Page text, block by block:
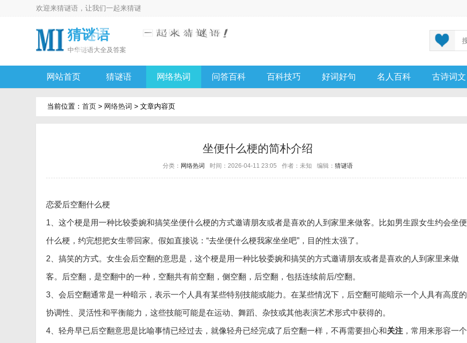
欢迎来猜谜语 ，让我们一起来猜谜
猜谜语
中华谜语大全及答案
网站首页 猜谜语 网络热词 问答百科 百科技巧 好词好句 名人百科 古诗词文
当前位置： 首页 > 网络热词 > 文章内容页
坐便什么梗的简朴介绍
分类： 网络热词 时间：2026-04-11 23:05 作者：未知 编辑： 猜谜语
恋爱后空翻什么梗
1、这个梗是用一种比较委婉和搞笑坐便什么梗的方式邀请朋友或者是喜欢的人到家里来做客。比如男生跟女生约会坐便
什么梗，约完想把女生带回家。假如直接说：“去坐便什么梗我家坐坐吧”，目的性太强了。
2、搞笑的方式。女生会后空翻的意思是，这个梗是用一种比较委婉和搞笑的方式邀请朋友或者是喜欢的人到家里来做
客。后空翻，是空翻中的一种，空翻共有前空翻，侧空翻，后空翻，包括连续前后/空翻。
3、会后空翻通常是一种暗示，表示一个人具有某些特别技能或能力。在某些情况下，后空翻可能暗示一个人具有高度的
协调性、灵活性和平衡能力，这些技能可能是在运动、舞蹈、杂技或其他表演艺术形式中获得的。
4、轻舟早已后空翻意思是比喻事情已经过去，就像轻舟已经完成了后空翻一样，不再需要担心和关注 ，常用来形容一个